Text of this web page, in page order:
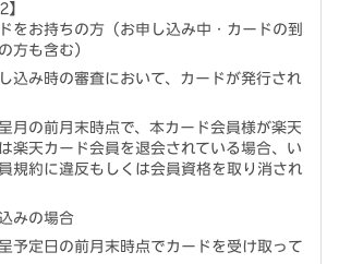
】
をお持ちの方（お申し込み中・カードの到
方も含む）
込み時の審査において、カードが発行され
月の前月末時点で、本カード会員様が楽天
楽天カード会員を退会されている場合、い
規約に違反もしくは会員資格を取り消され
みの場合
予定日の前月末時点でカードを受け取って